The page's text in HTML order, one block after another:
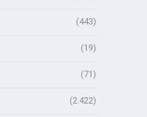
(443)
(19)
(71)
(2.422)